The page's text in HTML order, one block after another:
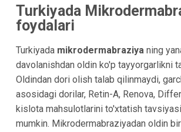
Turkiyada
foydalari
Turkiyada mikrodermabraziyaning
davolanishdan oldin ko'p tayyorgarlikni
Oldindan dori olish talab qilinmaydi,
asosidagi dorilar, Retin-A, Renova,
kislota mahsulotlarini to'xtatish
mumkin. Mikrodermabraziyadan oldin